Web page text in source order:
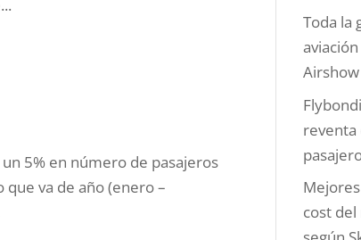
5% en número de pasajeros
que va de año (enero –
Toda la
Airshow
reventa
cost